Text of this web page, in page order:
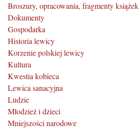
Broszury, opracowania, fragmenty książek
Dokumenty
Gospodarka
Historia lewicy
Korzenie polskiej lewicy
Kultura
Kwestia kobieca
Lewica sanacyjna
Ludzie
Młodzież i dzieci
Mniejszości narodowe